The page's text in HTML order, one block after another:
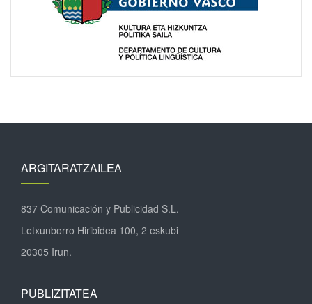
ARGITARATZAILEA
837 Comunicación y Publicidad S.L.
Letxunborro Hiribidea 100, 2 eskubi
20305 Irun.
PUBLIZITATEA